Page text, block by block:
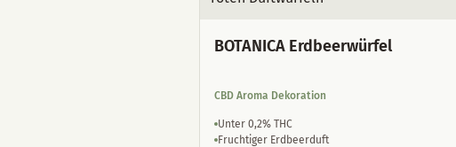
BOTANICA Erdbeerwürfel
CBD Aroma Dekoration
Unter 0,2% THC
Fruchtiger Erdbeerduft